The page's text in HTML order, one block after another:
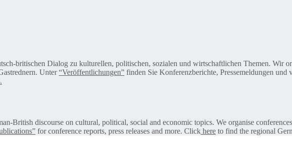
britischen Dialog zu kulturellen, politischen, sozialen und wirtschaftlichen Themen. Wir
Unter“Veröffentlichungen” finden Sie Konferenzberichte, Pressemeldungen
British discourse on cultural, political, social and economic topics. We organise
for conference reports, press releases and more. Click here to find the regional